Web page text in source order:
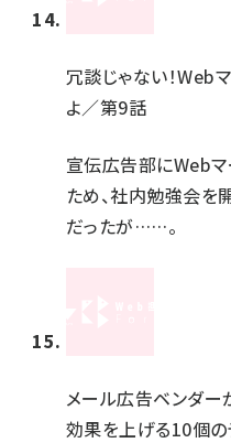
冗談じゃない！Web
よ／第9話
宣伝広告部にWebマ
ため、社内勉強会を
だったが……。
メール広告ベンダー
効果を上げる10個の